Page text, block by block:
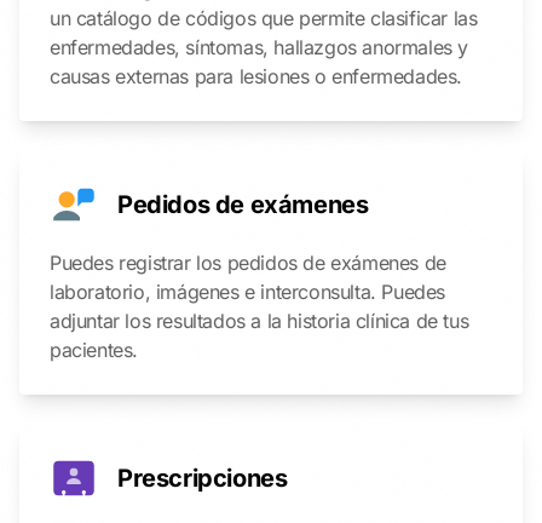
un catálogo de códigos que permite clasificar las
enfermedades, síntomas, hallazgos anormales y
causas externas para lesiones o enfermedades.
Pedidos de exámenes
Puedes registrar los pedidos de exámenes de
laboratorio, imágenes e interconsulta. Puedes
adjuntar los resultados a la historia clínica de tus
pacientes.
Prescripciones